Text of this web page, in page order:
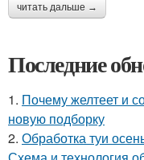
читать дальше →
Последние
1. Почему желтеет и
новую подборку
2. Обработка туи